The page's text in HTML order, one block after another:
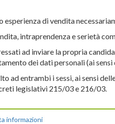
esperienza di vendita
intraprendenza e serietà
ad inviare la propria
dei dati personali (ai sensi
ad entrambi i sessi, ai sensi
legislativi 215/03 e 216/03.
informazioni